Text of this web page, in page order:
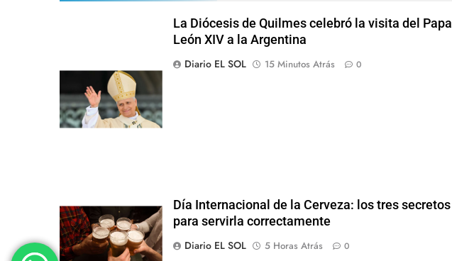
La Diócesis de Quilmes celebró la visita del Papa
León XIV a la Argentina
Diario EL SOL
15 Minutos Atrás 0
Día Internacional de la Cerveza: los tres secretos
para servirla correctamente
Diario EL SOL
5 Horas Atrás 0